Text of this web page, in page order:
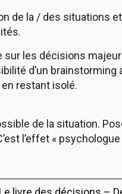
de la / des situations
sur les décisions
d’un
restant isolé.
de la situation.
l’effet «